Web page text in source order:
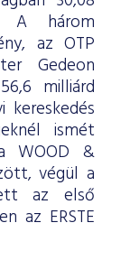
A három
az OTP
Gedeon
milliárd
ismét
WOOD &
végül a
az első
az ERSTE